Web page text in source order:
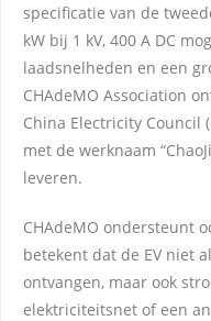
specificatie van de
kW bij 1 kV, 400 A DC
laadsnelheden en een
CHAdeMO Association
China Electricity Council
met de werknaam
leveren.
CHAdeMO ondersteunt
betekent dat de EV niet
ontvangen, maar ook
elektriciteitsnet of een